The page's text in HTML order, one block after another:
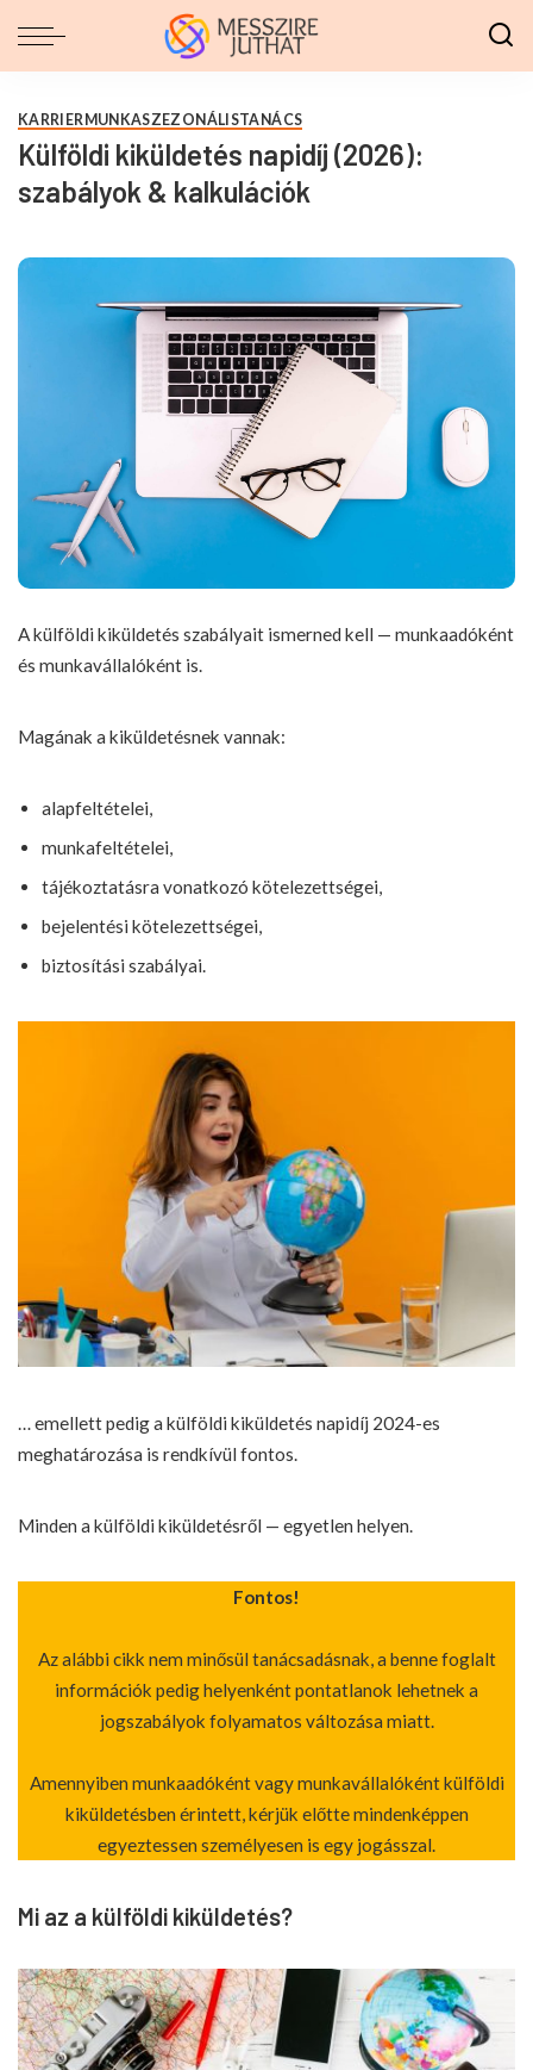
KARRIER MUNKASZEZONÁLISTANÁCS
Külföldi kiküldetés napidíj (2026):
szabályok & kalkulációk
A külföldi kiküldetés szabályait ismerned kell — munkaadóként
és munkavállalóként is.
Magának a kiküldetésnek vannak:
alapfeltételei,
munkafeltételei,
tájékoztatásra vonatkozó kötelezettségei,
bejelentési kötelezettségei,
biztosítási szabályai.
… emellett pedig a külföldi kiküldetés napidíj 2024-es
meghatározása is rendkívül fontos.
Minden a külföldi kiküldetésről — egyetlen helyen.
Fontos!
Az alábbi cikk nem minősül tanácsadásnak, a benne foglalt
információk pedig helyenként pontatlanok lehetnek a
jogszabályok folyamatos változása miatt.
Amennyiben munkaadóként vagy munkavállalóként külföldi
kiküldetésben érintett, kérjük előtte mindenképpen
egyeztessen személyesen is egy jogásszal.
Mi az a külföldi kiküldetés?